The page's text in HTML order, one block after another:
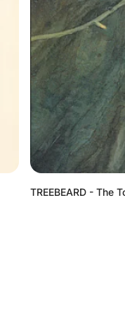
TREEBEARD - The